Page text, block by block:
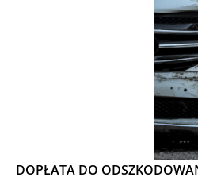
DOPŁATA DO